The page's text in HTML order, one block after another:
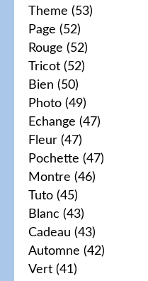
Theme (53)
Page (52)
Rouge (52)
Tricot (52)
Bien (50)
Photo (49)
Echange (47)
Fleur (47)
Pochette (47)
Montre (46)
Tuto (45)
Blanc (43)
Cadeau (43)
Automne (42)
Vert (41)